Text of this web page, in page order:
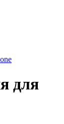
для